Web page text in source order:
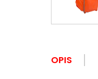
OPIS